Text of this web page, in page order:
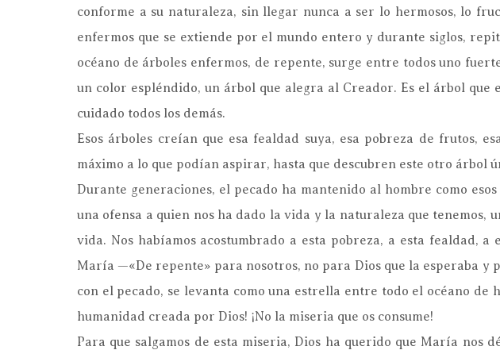
conforme a su naturaleza, sin llegar nunca a ser lo hermosos, lo
enfermos que se extiende por el mundo entero y durante siglos,
océano de árboles enfermos, de repente, surge entre todos uno
un color espléndido, un árbol que alegra al Creador. Es el árbol
cuidado todos los demás.
Esos árboles creían que esa fealdad suya, esa pobreza de frutos,
máximo a lo que podían aspirar, hasta que descubren este otro árbol
Durante generaciones, el pecado ha mantenido al hombre como
una ofensa a quien nos ha dado la vida y la naturaleza que tenemos,
vida. Nos habíamos acostumbrado a esta pobreza, a esta fealdad,
María —«De repente» para nosotros, no para Dios que la esperaba
con el pecado, se levanta como una estrella entre todo el océano de
humanidad creada por Dios! ¡No la miseria que os consume!
Para que salgamos de esta miseria, Dios ha querido que María